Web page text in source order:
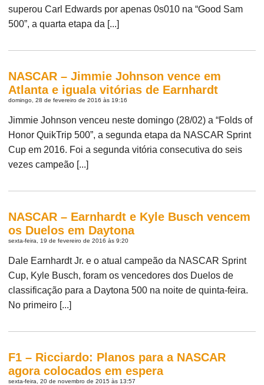
superou Carl Edwards por apenas 0s010 na “Good Sam
500”, a quarta etapa da [...]
NASCAR – Jimmie Johnson vence em
Atlanta e iguala vitórias de Earnhardt
domingo, 28 de fevereiro de 2016 às 19:16
Jimmie Johnson venceu neste domingo (28/02) a “Folds of
Honor QuikTrip 500”, a segunda etapa da NASCAR Sprint
Cup em 2016. Foi a segunda vitória consecutiva do seis
vezes campeão [...]
NASCAR – Earnhardt e Kyle Busch vencem
os Duelos em Daytona
sexta-feira, 19 de fevereiro de 2016 às 9:20
Dale Earnhardt Jr. e o atual campeão da NASCAR Sprint
Cup, Kyle Busch, foram os vencedores dos Duelos de
classificação para a Daytona 500 na noite de quinta-feira.
No primeiro [...]
F1 – Ricciardo: Planos para a NASCAR
agora colocados em espera
sexta-feira, 20 de novembro de 2015 às 13:57